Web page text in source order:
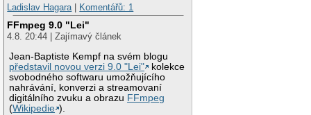
Ladislav Hagara
Komentářů: 1
FFmpeg 9.0 "Lei"
4.8. 20:44 | Zajímavý článek
Jean-Baptiste Kempf na svém blogu
představil novou verzi 9.0 "Lei"
kolekce
svobodného softwaru umožňujícího
nahrávání, konverzi a streamovaní
digitálního zvuku a obrazu FFmpeg
(Wikipedie ).